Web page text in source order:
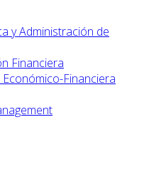
y Administración de
Financiera
Financiera